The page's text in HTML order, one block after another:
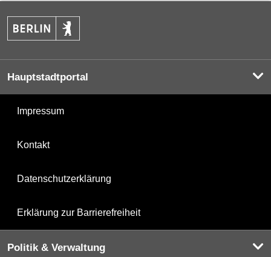
Hauptstadtportal
Impressum
Kontakt
Datenschutzerklärung
Erklärung zur Barrierefreiheit
Politik & Verwaltung